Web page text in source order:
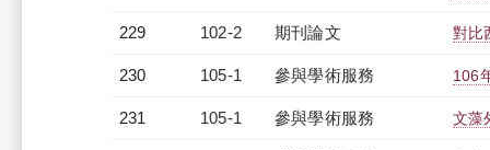
229 102-2 期刊論文 對比
230 105-1 參與學術服務 106
231 105-1 參與學術服務 文藻